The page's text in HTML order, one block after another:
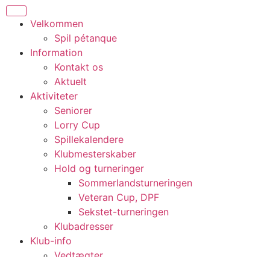
Velkommen
Spil pétanque
Information
Kontakt os
Aktuelt
Aktiviteter
Seniorer
Lorry Cup
Spillekalendere
Klubmesterskaber
Hold og turneringer
Sommerlandsturneringen
Veteran Cup, DPF
Sekstet-turneringen
Klubadresser
Klub-info